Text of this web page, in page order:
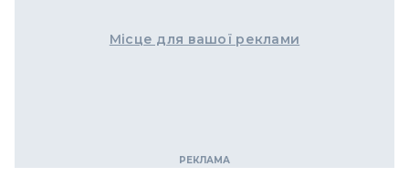
Місце для вашої реклами